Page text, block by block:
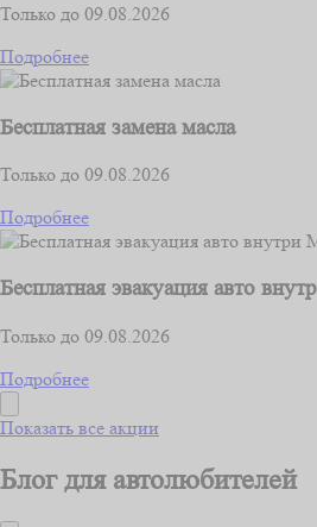
Только до 09.08.2026
Подробнее
Бесплатная замена масла
Только до 09.08.2026
Подробнее
Бесплатная эвакуация авто
Только до 09.08.2026
Подробнее
Показать все акции
Блог для автолюбителей